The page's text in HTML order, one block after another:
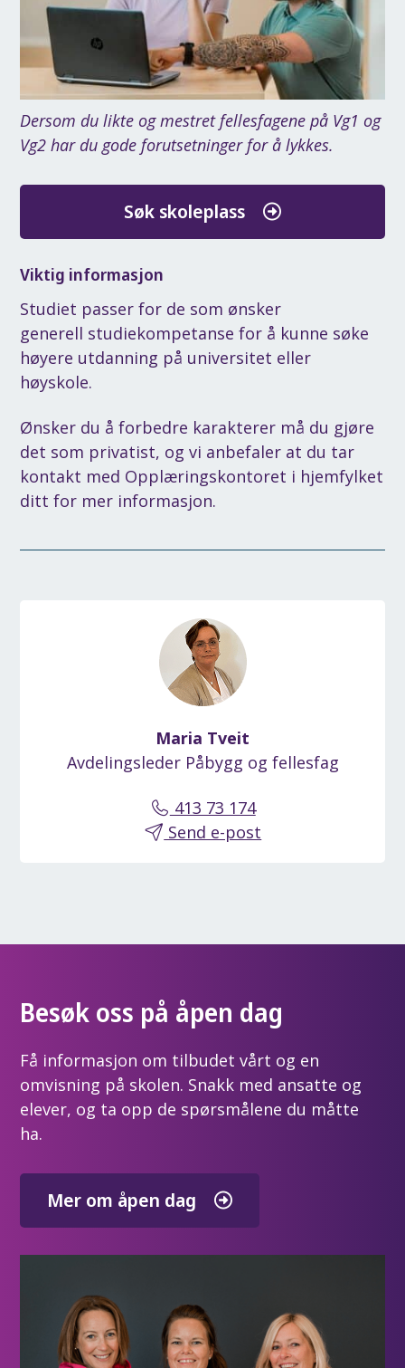
Dersom du likte og mestret fellesfagene på Vg1 og
Vg2 har du gode forutsetninger for å lykkes.
Søk skoleplass
Viktig informasjon
Studiet passer for de som ønsker
generell studiekompetanse for å kunne søke
høyere utdanning på universitet eller
høyskole.
Ønsker du å forbedre karakterer må du gjøre
det som privatist, og vi anbefaler at du tar
kontakt med Opplæringskontoret i hjemfylket
ditt for mer informasjon.
Maria Tveit
Avdelingsleder Påbygg og fellesfag
413 73 174
Send e-post
Besøk oss på åpen dag
Få informasjon om tilbudet vårt og en
omvisning på skolen. Snakk med ansatte og
elever, og ta opp de spørsmålene du måtte
ha.
Mer om åpen dag